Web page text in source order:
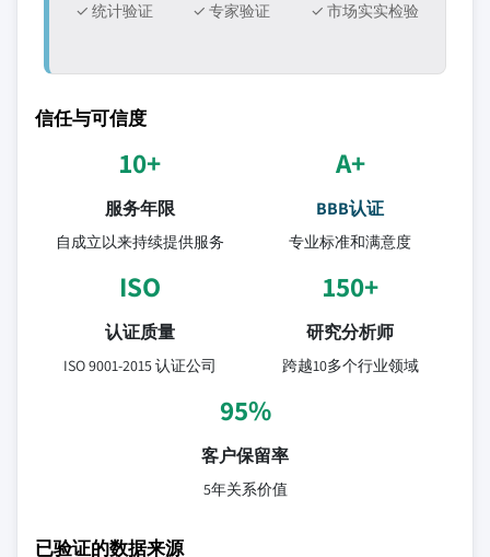
✓ 统计验证
✓ 专家验证 ✓ 市场实实检验
信任与可信度
10+
服务年限
自成立以来持续提供服务
A+
BBB认证
专业标准和满意度
ISO
认证质量
ISO 9001-2015 认证公司
150+
研究分析师
跨越10多个行业领域
95%
客户保留率
5年关系价值
已验证的数据来源